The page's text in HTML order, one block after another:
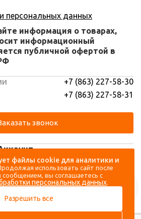
персональных данных
информация о товарах,
информационный
публичной офертой в
+7 (863) 227-58-30
+7 (863) 227-58-31
звонок
файлы cookie для аналитики и
использовать сайт после
сообщением, вы соглашаетесь с
персональных данных.
Разрешить все